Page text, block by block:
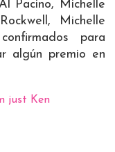
Pacino, Michelle
Michelle
para
algún premio en
just Ken